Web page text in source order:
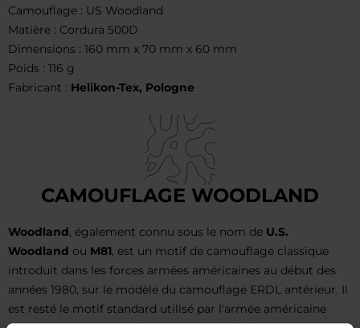
Camouflage : US Woodland
Matière : Cordura 500D
Dimensions : 160 mm x 70 mm x 60 mm
Poids : 116 g
Fabricant : Helikon-Tex, Pologne
CAMOUFLAGE WOODLAND
Woodland, également connu sous le nom de U.S.
Woodland ou M81, est un motif de camouflage classique
introduit dans les forces armées américaines au début des
années 1980, sur le modèle du camouflage ERDL antérieur. Il
est resté le motif standard utilisé par l'armée américaine